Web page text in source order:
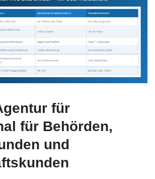
für
für Behörden,
und